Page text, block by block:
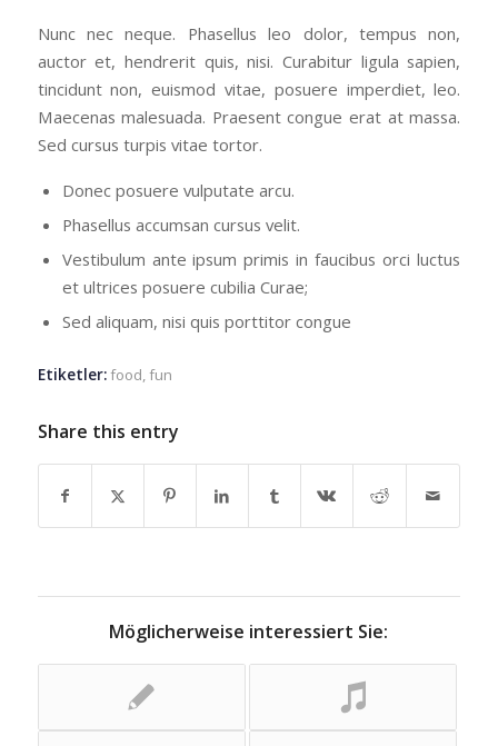
Nunc nec neque. Phasellus leo dolor, tempus non,
auctor et, hendrerit quis, nisi. Curabitur ligula sapien,
tincidunt non, euismod vitae, posuere imperdiet, leo.
Maecenas malesuada. Praesent congue erat at massa.
Sed cursus turpis vitae tortor.
Donec posuere vulputate arcu.
Phasellus accumsan cursus velit.
Vestibulum ante ipsum primis in faucibus orci luctus
et ultrices posuere cubilia Curae;
Sed aliquam, nisi quis porttitor congue
Etiketler:food fun
Share this entry
Möglicherweise interessiert Sie: